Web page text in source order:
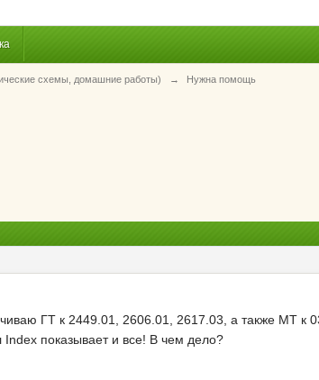
схемы, домашние работы) → Нужна помощь
ГТ к 2449.01, 2606.01, 2617.03, а также МТ
показывает и все! В чем дело?